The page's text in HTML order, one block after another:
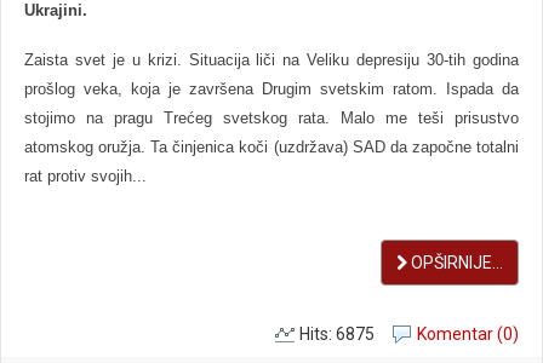
Ukrajini.
Zaista svet je u krizi. Situacija liči na Veliku depresiju 30-tih godina
prošlog veka, koja je završena Drugim svetskim ratom. Ispada da
stojimo na pragu Trećeg svetskog rata. Malo me teši prisustvo
atomskog oružja. Ta činjenica koči (uzdržava) SAD da započne totalni
rat protiv svojih...
OPŠIRNIJE...
Komentar (0)
Hits: 6875